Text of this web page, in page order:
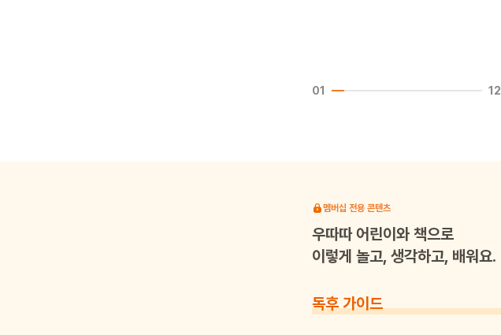
01 12
멤버십 전용 콘텐츠
우따따어린이와 책으로
이렇게 놀고, 생각하고, 배워요.
독후 가이드